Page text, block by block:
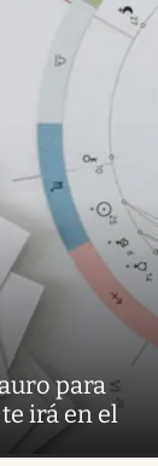
para
irá en el